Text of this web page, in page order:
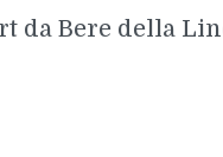
da Bere della